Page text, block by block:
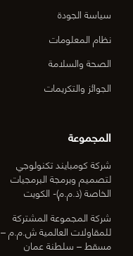
سياسة الجودة
نظام المعلومات
الصحة والسلامة
الجوائز والتكريمات
المجموعة
شركة كومبايند تكنولوجي
لتصميم وبرمجة البرمجيات
الخاصة (ذ.م.م)- الكويت
شركة المجموعة المشتركة
للمقاولات العالمية ش.م.م –
مسقط – سلطنة عمان